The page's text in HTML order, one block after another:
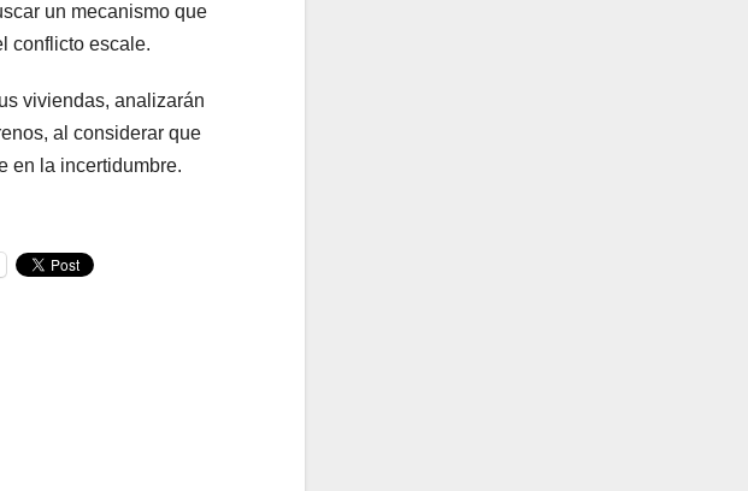
un mecanismo que
conflicto escale.
viviendas, analizarán
al considerar que
en la incertidumbre.